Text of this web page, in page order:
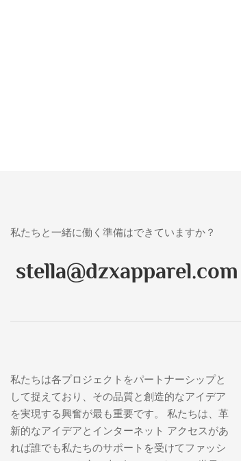
私たちと一緒に働く準備はできていますか？
stella@dzxapparel.com
私たちは各プロジェクトをパートナーシップと
して捉えており、その品質と創造的なアイデア
を実現する興奮が最も重要です。 私たちは、革
新的なアイデアとインターネット アクセスがあ
れば誰でも私たちのサポートを受けてファッシ